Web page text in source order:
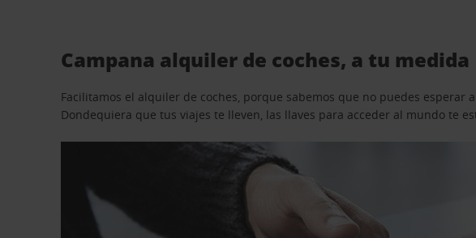
Campana alquiler de coches, a tu medida
Facilitamos el alquiler de coches, porque sabemos que no puedes
Dondequiera que tus viajes te lleven, las llaves para acceder al mundo te